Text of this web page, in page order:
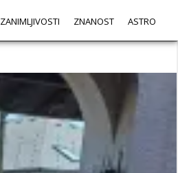
ZANIMLJIVOSTI ZNANOST ASTRO